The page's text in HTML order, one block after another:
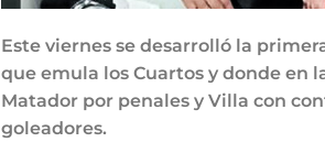
Este viernes se desarrolló la
que emula los Cuartos y donde en
Matador por penales y Villa con
goleadores.